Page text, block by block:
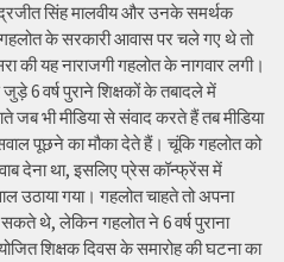
सिंह मालवीय और उनके समर्थक
के सरकारी आवास पर चले गए थे तो
की यह नाराजगी गहलोत के नागवार लगी।
6 वर्ष पुराने शिक्षकों के तबादले में
जब भी मीडिया से संवाद करते हैं तब मीडिया
पूछने का मौका देते हैं। चूंकि गहलोत को
देना था, इसलिए प्रेस कॉन्फ्रेंस में
उठाया गया। गहलोत चाहते तो अपना
थे, लेकिन गहलोत ने 6 वर्ष पुराना
शिक्षक दिवस के समारोह की घटना का